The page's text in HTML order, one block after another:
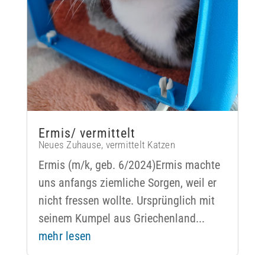
Ermis/ vermittelt
Neues Zuhause, vermittelt Katzen
Ermis (m/k, geb. 6/2024)Ermis machte
uns anfangs ziemliche Sorgen, weil er
nicht fressen wollte. Ursprünglich mit
seinem Kumpel aus Griechenland...
mehr lesen